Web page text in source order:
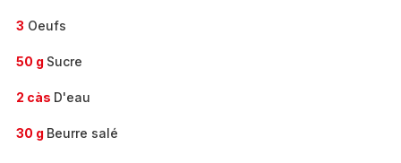
3 Oeufs
50 g Sucre
2 càs D'eau
30 g Beurre salé